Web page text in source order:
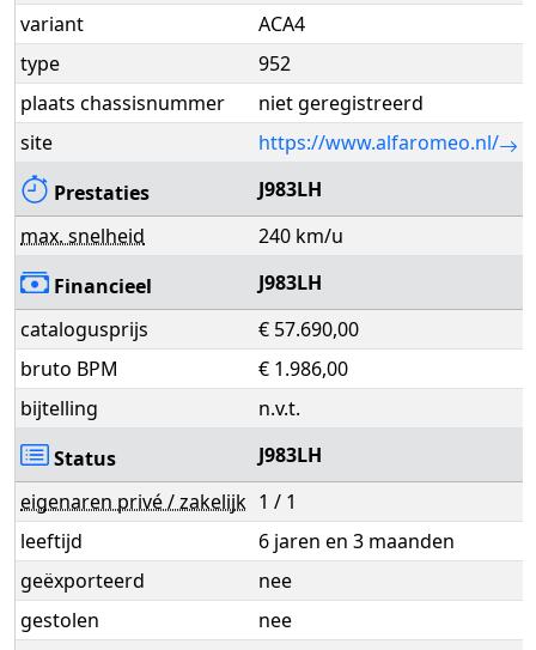
variant
ACA4
type
952
plaats chassisnummer
niet geregistreerd
site
https://www.alfaromeo.nl/
Prestaties
J983LH
max. snelheid
240 km/u
Financieel
J983LH
catalogusprijs
€ 57.690,00
bruto BPM
€ 1.986,00
bijtelling
n.v.t.
Status
J983LH
eigenaren privé / zakelijk 1 / 1
leeftijd
6 jaren en 3 maanden
geëxporteerd
nee
gestolen
nee